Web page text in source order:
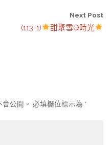
Next Post
(113-1) 甜聚雪Q時光
公開。 必填欄位標示為 *